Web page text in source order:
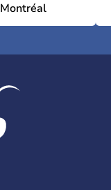
Montréal